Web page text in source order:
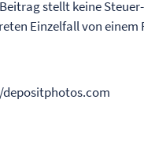
stellt keine
Einzelfall von